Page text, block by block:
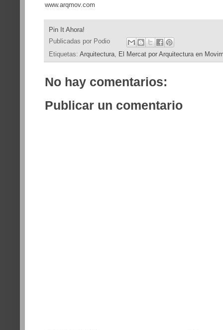
www.arqmov.com
Pin It Ahora!
Publicadas por Podio
Etiquetas: Arquitectura El Mercat por Arquitectura en
No hay comentarios:
Publicar un comentario